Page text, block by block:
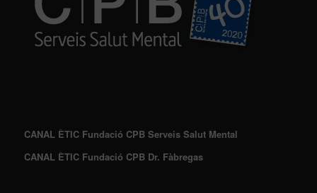
CANAL ÈTIC Fundació CPB Serveis Salut Mental
CANAL ÈTIC Fundació CPB Dr. Fàbregas